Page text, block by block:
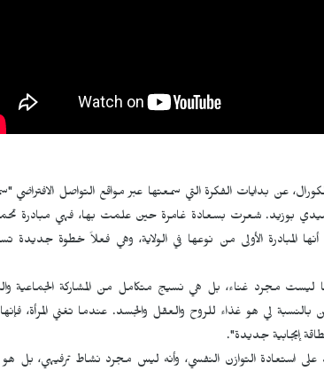
عن بدايات الفكرة التي سمعتها عبر مواقع التواصل الافتراضي
بوزيد. شعرت بسعادة غامرة حين علمت بها، فهي مبادرة
المبادرة الأولى من نوعها في الولاية، وهي فعلاً خطوة جديدة
ليست مجرد غناء، بل هي نسيج متكامل من المشاركة الجماعية
بالنسبة لي هو غذاء للروح والعقل والجسد. عندما تغني المرأة،
إيجابية جديدة".
استعادة التوازن النفسي، وأنه ليس مجرد نشاط ترفيهي، بل هو